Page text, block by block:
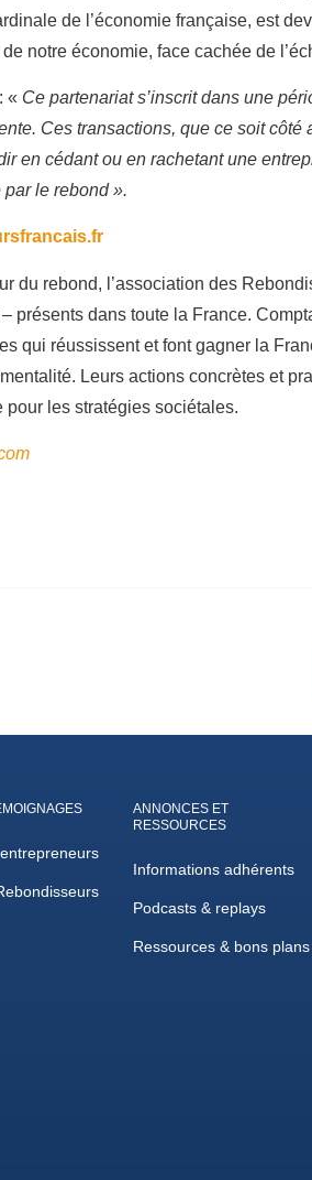
de l’économie française, est
notre économie, face cachée de
« Ce partenariat s’inscrit dans une
Ces transactions, que ce soit
en cédant ou en rachetant une
le rebond ».
du rebond, l’association des
présents dans toute la France.
qui réussissent et font gagner la
Leurs actions concrètes et
les stratégies sociétales.
ANNONCES ET
RESSOURCES
Informations adhérents
Podcasts & replays
Ressources & bons plans